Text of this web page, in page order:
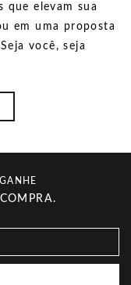
que elevam sua
em uma proposta
você, seja